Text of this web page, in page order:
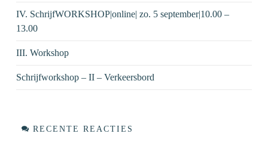
IV. SchrijfWORKSHOP|online| zo. 5 september|10.00 –
13.00
III. Workshop
Schrijfworkshop – II – Verkeersbord
RECENTE REACTIES